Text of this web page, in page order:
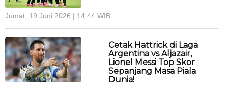
Jumat, 19 Juni 2026 | 14:44 WIB
Cetak Hattrick di Laga
Argentina vs Aljazair,
Lionel Messi Top Skor
Sepanjang Masa Piala
Dunia!